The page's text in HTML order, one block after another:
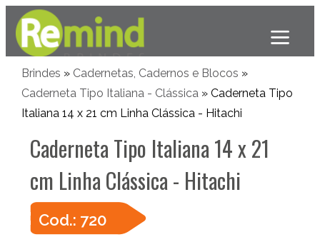
Brindes » Cadernetas, Cadernos e Blocos »
Caderneta Tipo Italiana - Clássica» Caderneta Tipo
Italiana 14 x 21 cm Linha Clássica - Hitachi
Caderneta Tipo Italiana 14 x 21
cm Linha Clássica - Hitachi
Cod.: 720